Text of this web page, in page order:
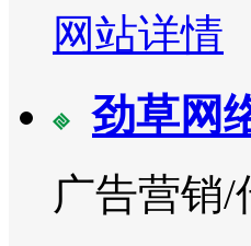
网站详情
劲草网
广告营销